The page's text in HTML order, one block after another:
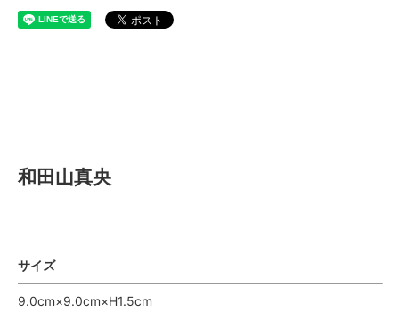
和田山真央
サイズ
9.0cm×9.0cm×H1.5cm